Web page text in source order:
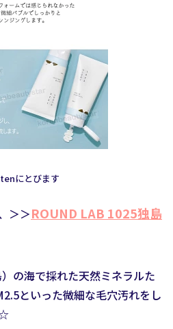
にとびます
＞＞ROUND LAB 1025独島
の海で採れた天然ミネラルた
といった微細な毛穴汚れをし